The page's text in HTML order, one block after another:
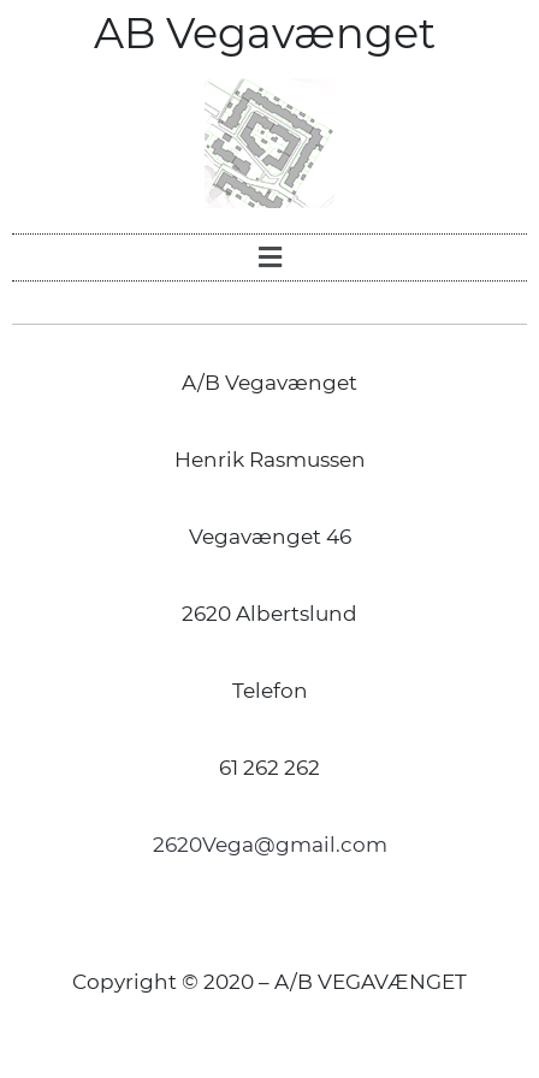
AB Vegavænget
A/B Vegavænget
Henrik Rasmussen
Vegavænget 46
2620 Albertslund
Telefon
61 262 262
2620Vega@gmail.com
Copyright © 2020 – A/B VEGAVÆNGET